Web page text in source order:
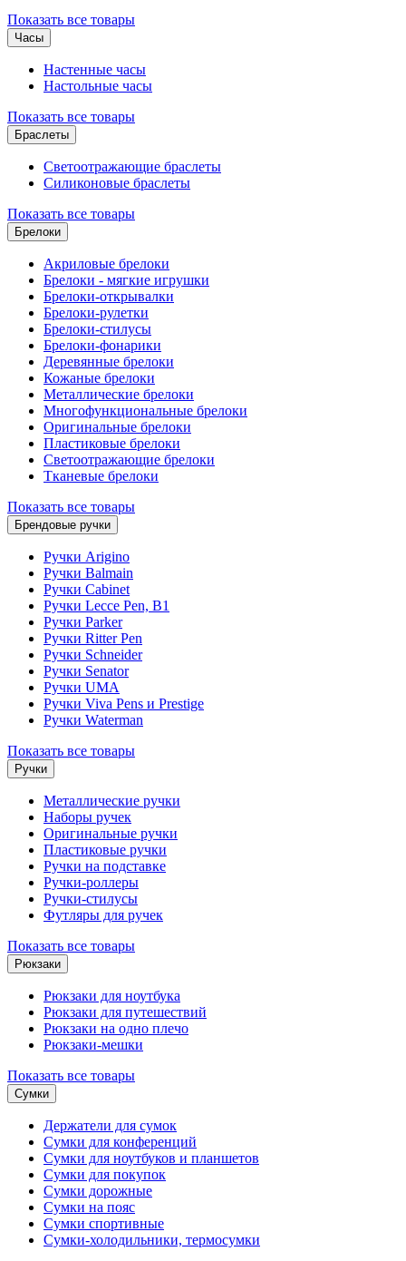
Показать все товары
Часы
Настенные часы
Настольные часы
Показать все товары
Браслеты
Светоотражающие браслеты
Силиконовые браслеты
Показать все товары
Брелоки
Акриловые брелоки
Брелоки - мягкие игрушки
Брелоки-открывалки
Брелоки-рулетки
Брелоки-стилусы
Брелоки-фонарики
Деревянные брелоки
Кожаные брелоки
Металлические брелоки
Многофункциональные брелоки
Оригинальные брелоки
Пластиковые брелоки
Светоотражающие брелоки
Тканевые брелоки
Показать все товары
Брендовые ручки
Ручки Arigino
Ручки Balmain
Ручки Cabinet
Ручки Lecce Pen, B1
Ручки Parker
Ручки Ritter Pen
Ручки Schneider
Ручки Senator
Ручки UMA
Ручки Viva Pens и Prestige
Ручки Waterman
Показать все товары
Ручки
Металлические ручки
Наборы ручек
Оригинальные ручки
Пластиковые ручки
Ручки на подставке
Ручки-роллеры
Ручки-стилусы
Футляры для ручек
Показать все товары
Рюкзаки
Рюкзаки для ноутбука
Рюкзаки для путешествий
Рюкзаки на одно плечо
Рюкзаки-мешки
Показать все товары
Сумки
Держатели для сумок
Сумки для конференций
Сумки для ноутбуков и планшетов
Сумки для покупок
Сумки дорожные
Сумки на пояс
Сумки спортивные
Сумки-холодильники, термосумки